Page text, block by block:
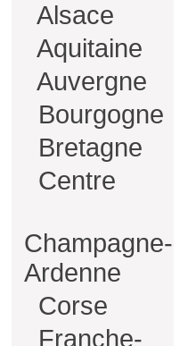
Alsace
Aquitaine
Auvergne
Bourgogne
Bretagne
Centre
Champagne-
Ardenne
Corse
Franche-